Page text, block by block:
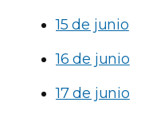
15 de junio
16 de junio
17 de junio